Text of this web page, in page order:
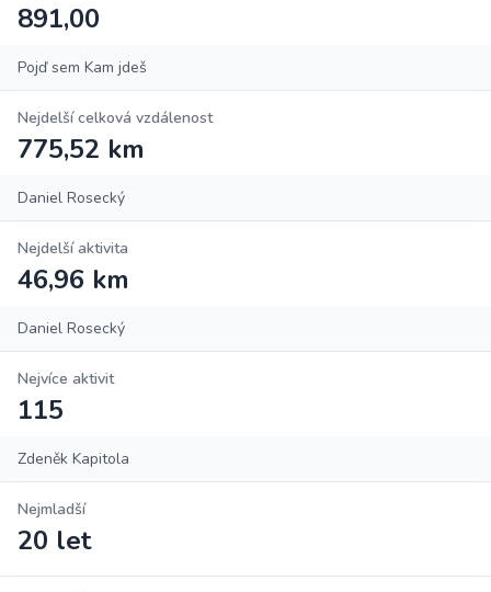
891,00
Pojď sem Kam jdeš
Nejdelší celková vzdálenost
775,52 km
Daniel Rosecký
Nejdelší aktivita
46,96 km
Daniel Rosecký
Nejvíce aktivit
115
Zdeněk Kapitola
Nejmladší
20 let